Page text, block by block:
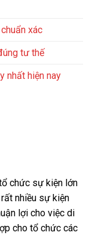
xác
tư thế
nhất hiện nay
chức sự kiện lớn
nhiều sự kiện
lợi cho việc di
cho tổ chức các